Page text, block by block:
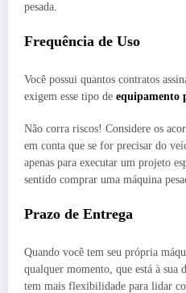
pesada.
Frequência de Uso
Você possui quantos contratos
exigem esse tipo de equipamento
Não corra riscos! Considere os
em conta que se for precisar do
apenas para executar um projeto
sentido comprar uma máquina
Prazo de Entrega
Quando você tem seu própria
qualquer momento, que está à sua
tem mais flexibilidade para lidar